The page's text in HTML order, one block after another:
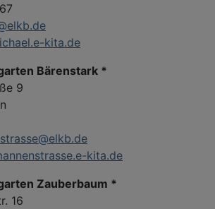
kita.de
Bärenstark *
9
kita.de
Zauberbaum *
16